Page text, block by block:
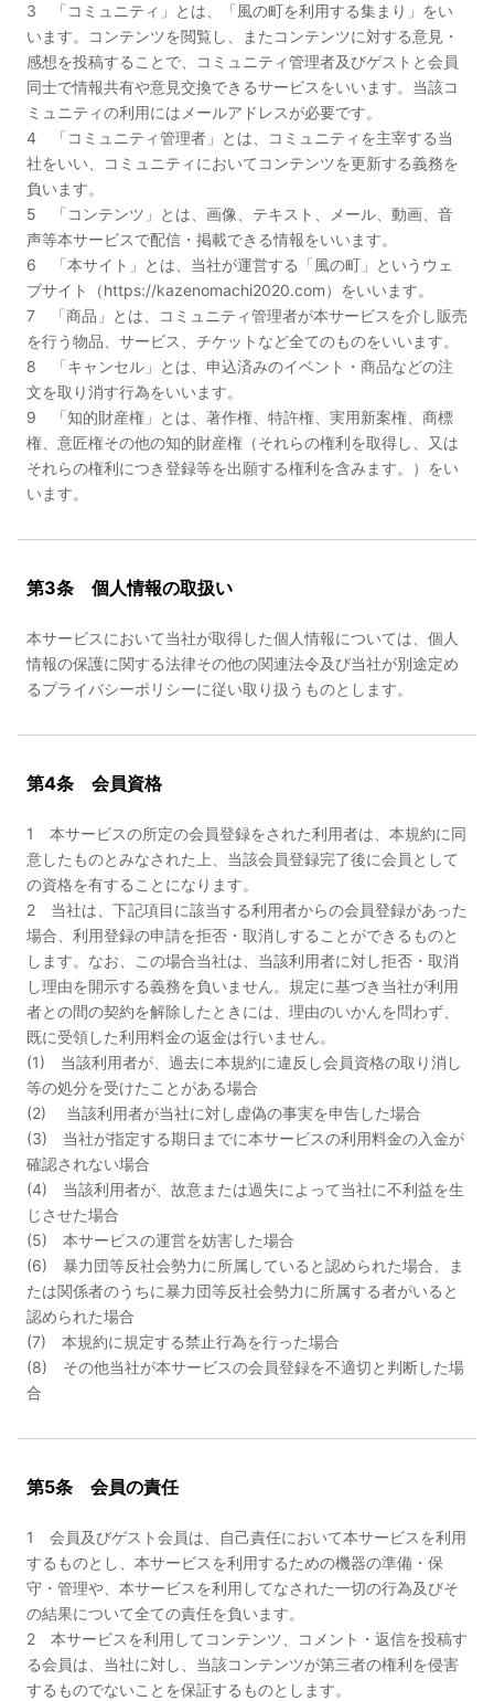
3 「コミュニティ」とは、「風の町を利用する集まり」をい
います。コンテンツを閲覧し、またコンテンツに対する意見・
感想を投稿することで、コミュニティ管理者及びゲストと会員
同士で情報共有や意見交換できるサービスをいいます。当該コ
ミュニティの利用にはメールアドレスが必要です。
4 「コミュニティ管理者」とは、コミュニティを主宰する当
社をいい、コミュニティにおいてコンテンツを更新する義務を
負います。
5 「コンテンツ」とは、画像、テキスト、メール、動画、音
声等本サービスで配信・掲載できる情報をいいます。
6 「本サイト」とは、当社が運営する「風の町」というウェ
ブサイト（https://kazenomachi2020.com）をいいます。
7 「商品」とは、コミュニティ管理者が本サービスを介し販売
を行う物品、サービス、チケットなど全てのものをいいます。
8 「キャンセル」とは、申込済みのイベント・商品などの注
文を取り消す行為をいいます。
9 「知的財産権」とは、著作権、特許権、実用新案権、商標
権、意匠権その他の知的財産権（それらの権利を取得し、又は
それらの権利につき登録等を出願する権利を含みます。）をい
います。
第3条 個人情報の取扱い
本サービスにおいて当社が取得した個人情報については、個人
情報の保護に関する法律その他の関連法令及び当社が別途定め
るプライバシーポリシーに従い取り扱うものとします。
第4条 会員資格
1 本サービスの所定の会員登録をされた利用者は、本規約に同
意したものとみなされた上、当該会員登録完了後に会員として
の資格を有することになります。
2 当社は、下記項目に該当する利用者からの会員登録があった
場合、利用登録の申請を拒否・取消しすることができるものと
します。なお、この場合当社は、当該利用者に対し拒否・取消
し理由を開示する義務を負いません。規定に基づき当社が利用
者との間の契約を解除したときには、理由のいかんを問わず、
既に受領した利用料金の返金は行いません。
(1) 当該利用者が、過去に本規約に違反し会員資格の取り消し
等の処分を受けたことがある場合
(2) 当該利用者が当社に対し虚偽の事実を申告した場合
(3) 当社が指定する期日までに本サービスの利用料金の入金が
確認されない場合
(4) 当該利用者が、故意または過失によって当社に不利益を生
じさせた場合
(5) 本サービスの運営を妨害した場合
(6) 暴力団等反社会勢力に所属していると認められた場合、ま
たは関係者のうちに暴力団等反社会勢力に所属する者がいると
認められた場合
(7) 本規約に規定する禁止行為を行った場合
(8) その他当社が本サービスの会員登録を不適切と判断した場
合
第5条 会員の責任
1 会員及びゲスト会員は、自己責任において本サービスを利用
するものとし、本サービスを利用するための機器の準備・保
守・管理や、本サービスを利用してなされた一切の行為及びそ
の結果について全ての責任を負います。
2 本サービスを利用してコンテンツ、コメント・返信を投稿す
る会員は、当社に対し、当該コンテンツが第三者の権利を侵害
するものでないことを保証するものとします。